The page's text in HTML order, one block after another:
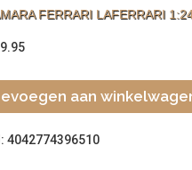
FERRARI LAFERRARI
aan
4042774396510